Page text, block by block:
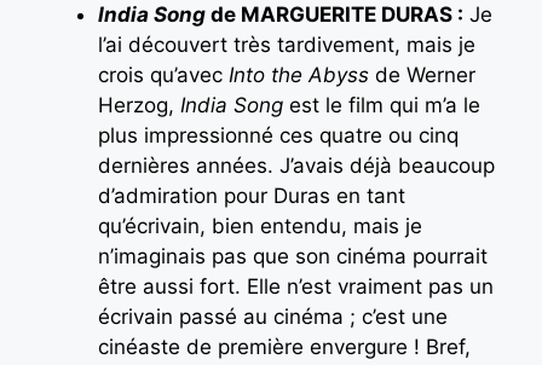
India Song de MARGUERITE DURAS : Je
l’ai découvert très tardivement, mais je
crois qu’avec Into the Abyss de Werner
Herzog, India Song est le film qui m’a le
plus impressionné ces quatre ou cinq
dernières années. J’avais déjà beaucoup
d’admiration pour Duras en tant
qu’écrivain, bien entendu, mais je
n’imaginais pas que son cinéma pourrait
être aussi fort. Elle n’est vraiment pas un
écrivain passé au cinéma ; c’est une
cinéaste de première envergure ! Bref,